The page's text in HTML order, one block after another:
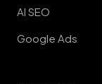
AI SEO
Google Ads